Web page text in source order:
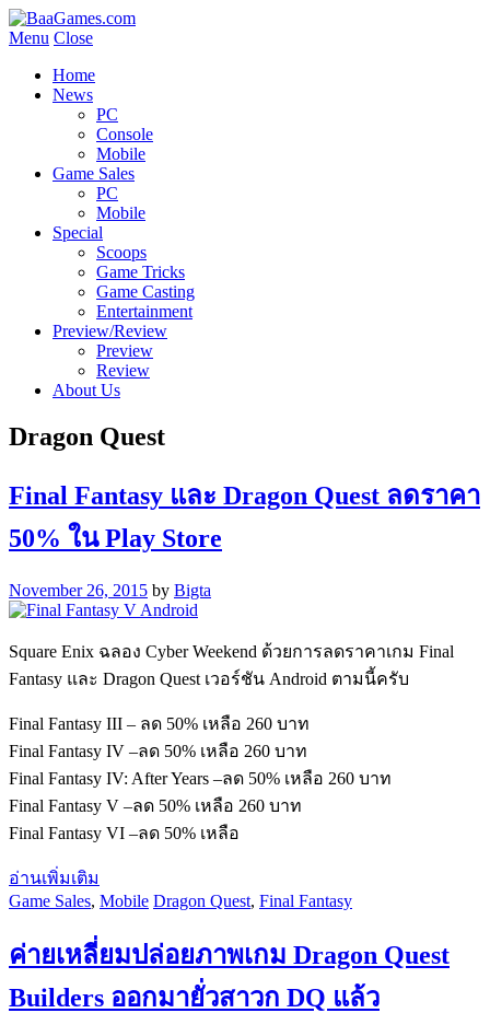
Menu Close
Home
News
PC
Console
Mobile
Game Sales
PC
Mobile
Special
Scoops
Game Tricks
Game Casting
Entertainment
Preview/Review
Preview
Review
About Us
Dragon Quest
Final Fantasy และ Dragon Quest ลดราคา
50% ใน Play Store
November 26, 2015 by Bigta
Square Enix ฉลอง Cyber Weekend ด้วยการลดราคาเกม Final
Fantasy และ Dragon Quest เวอร์ชัน Android ตามนี้ครับ
Final Fantasy III – ลด 50% เหลือ 260 บาท
Final Fantasy IV –ลด 50% เหลือ 260 บาท
Final Fantasy IV: After Years –ลด 50% เหลือ 260 บาท
Final Fantasy V –ลด 50% เหลือ 260 บาท
Final Fantasy VI –ลด 50% เหลือ
อ่านเพิ่มเติม
Game Sales, Mobile Dragon Quest, Final Fantasy
ค่ายเหลี่ยมปล่อยภาพเกม Dragon Quest
Builders ออกมายั่วสาวก DQ แล้ว